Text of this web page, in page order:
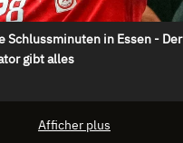
Schlussminuten in Essen - Der
gibt alles
Afficher plus